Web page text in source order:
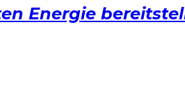
Energie